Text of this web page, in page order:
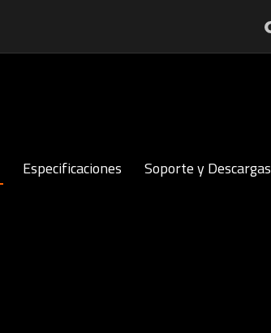
Especificaciones Soporte y Descargas